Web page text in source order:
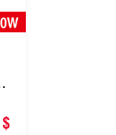
$